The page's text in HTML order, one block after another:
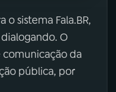
o sistema Fala.BR,
O
comunicação da
pública, por